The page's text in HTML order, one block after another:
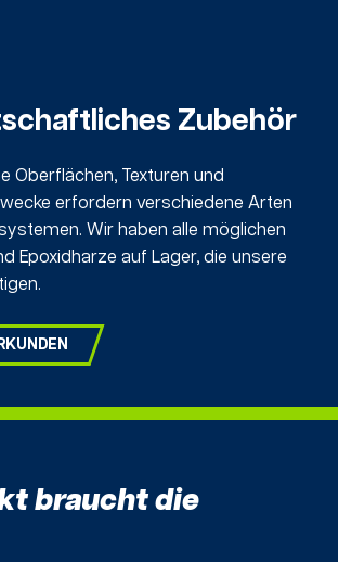
Zubehör
Oberflächen, Texturen und
erfordern verschiedene Arten
Wir haben alle möglichen
Epoxidharze auf Lager, die unsere
braucht die